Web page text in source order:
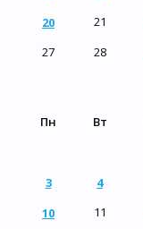
20
21
27
28
Пн Вт
3
4
10
11